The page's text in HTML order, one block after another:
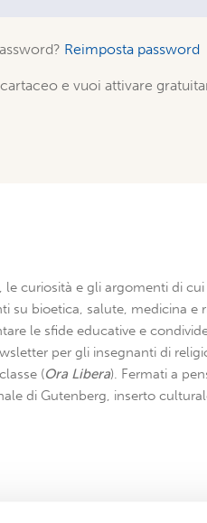
Reimposta password
e vuoi attivare
le curiosità e gli argomenti di
su bioetica, salute, medicina e
le sfide educative e
per gli insegnanti di
(Ora Libera). Fermati a
di Gutenberg, inserto